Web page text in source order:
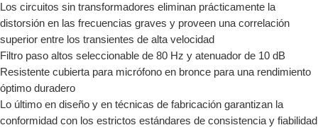
Los circuitos sin transformadores eliminan prácticamente la
distorsión en las frecuencias graves y proveen una correlación
superior entre los transientes de alta velocidad
Filtro paso altos seleccionable de 80 Hz y atenuador de 10 dB
Resistente cubierta para micrófono en bronce para una rendimiento
óptimo duradero
Lo último en diseño y en técnicas de fabricación garantizan la
conformidad con los estrictos estándares de consistencia y fiabilidad